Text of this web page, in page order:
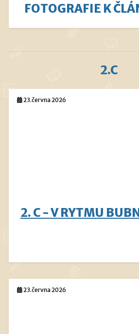
FOTOGRAFIE K
2.C
23.června 2026
2. C - V RYTMU
23.června 2026